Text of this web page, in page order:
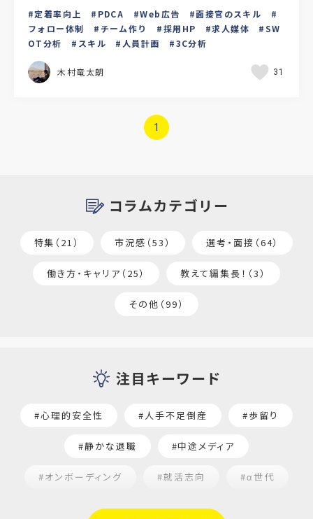
なくても次につながる財産を得られます。少子高齢
化や労働人口の減…
定着率向上 PDCA Web広告
面接官のスキル
フォロー体制
チーム作り 採用HP 求人媒体
SW
OT分析
スキル 人員計画 3C分析
木村竜太朗 31
1
コラムカテゴリー
特集（21） 市況感（53） 選考・面接（64）
働き方・キャリア（25） 教えて編集長！（3）
その他（99）
注目キーワード
#心理的安全性 #人手不足倒産 #歩留り
#静かな退職 #中途メディア
#オンボーディング #就活志向 #α世代
#平均採用単価